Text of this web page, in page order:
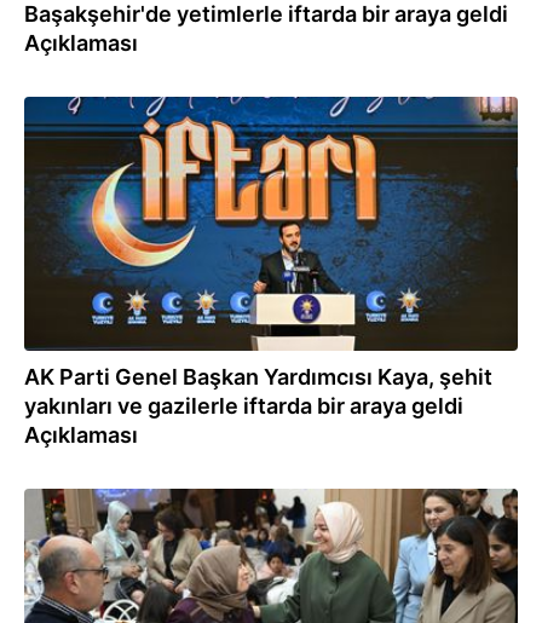
Başakşehir'de yetimlerle iftarda bir araya geldi
Açıklaması
04.03.2026
AK Parti Genel Başkan Yardımcısı Kaya, şehit
yakınları ve gazilerle iftarda bir araya geldi
Açıklaması
02.03.2026